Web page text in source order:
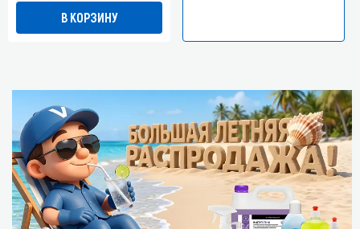
В КОРЗИНУ